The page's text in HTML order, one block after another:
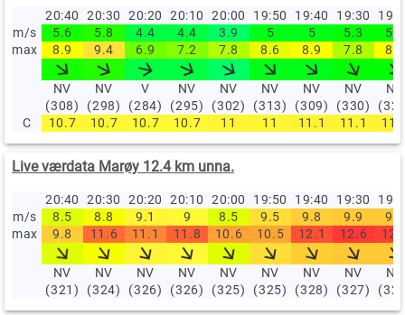
20:40 20:30 20:20 20:10 20:00 19:50 19:40 19:30
m/s
5.6 5.8 4.4 4.4 3.9 5 5 5.3
5.3
max
8.9 9.4 6.9 7.2 7.8 8.6 8.9 7.8 8.9
NV
(308)
NV
(298)
V
(284)
NV
(295)
NV
(302)
NV
(313)
NV
(309)
NV
(330)
NV
C
10.7 10.7 10.7 10.7 11 11 11.1 11.1
Live værdata Marøy 12.4 km unna.
20:40 20:30 20:20 20:10 20:00 19:50 19:40 19:30
m/s
8.5 8.8 9.1 9 8.5 9.5 9.8 9.9
9.9
max
9.8 11.6 11.1 11.8 10.6 10.5 12.1 12.6
NV
(321)
NV
(324)
NV
(326)
NV
(326)
NV
(325)
NV
(325)
NV
(328)
NV
(327)
NV